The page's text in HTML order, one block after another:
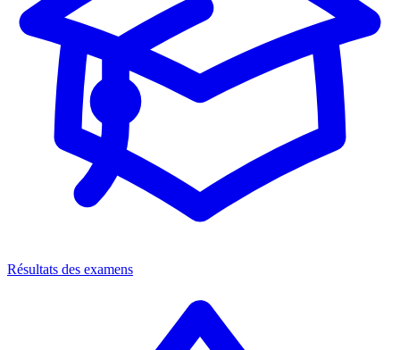
Résultats des examens